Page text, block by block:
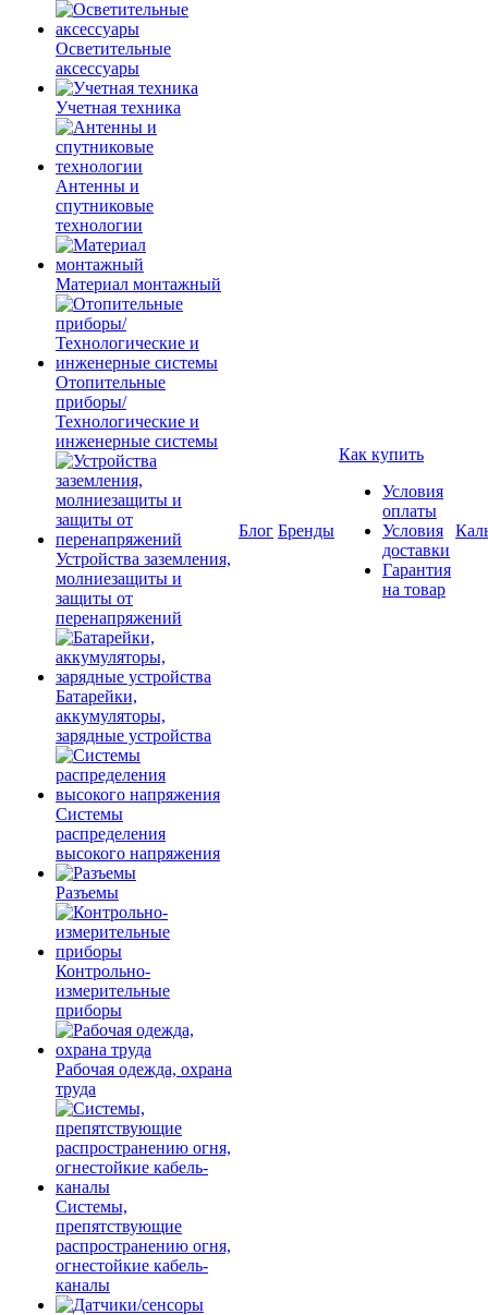
Осветительные
аксессуары
Учетная техника
Антенны и
спутниковые
технологии
Материал монтажный
Отопительные
приборы/
Технологические и
инженерные системы
Устройства заземления,
молниезащиты и
защиты от
перенапряжений
Батарейки,
аккумуляторы,
зарядные устройства
Системы
распределения
высокого напряжения
Разъемы
Контрольно-
измерительные
приборы
Рабочая одежда, охрана
труда
Системы,
препятствующие
распространению огня,
огнестойкие кабель-
каналы
Блог Бренды
Как купить
Условия
оплаты
Условия
доставки
Гарантия
на товар